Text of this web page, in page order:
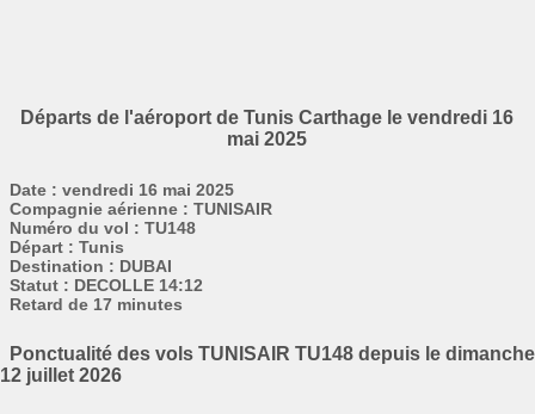
Départs de l'aéroport de Tunis Carthage le vendredi 16
mai 2025
Date : vendredi 16 mai 2025
Compagnie aérienne : TUNISAIR
Numéro du vol : TU148
Départ : Tunis
Destination : DUBAI
Statut : DECOLLE 14:12
Retard de 17 minutes
Ponctualité des vols TUNISAIR TU148 depuis le dimanche
12 juillet 2026